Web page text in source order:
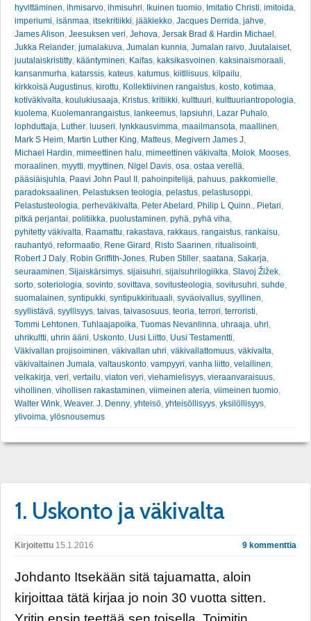
hyvittäminen, ihmisarvo, ihmisuhri, Ikuinen tuomio, Imitatio Christi, imitoida,
imperiumi, isänmaa, itsekritiikki, jääkiekko, Jacques Derrida, jahve,
James Alison, Jeesuksen veri, Jehova, Jersak Brad & Hardin Michael ,
Jukka Relander, jumalakuva, Jumalan kunnia, Jumalan raivo, Juutalaiset,
juutalaiskristitty, kääntyminen, Kaifas, kaksikasvoinen, kaksinaismoraali,
kansanmurha, katarssis, kateus, katumus, kiitllisuus, kilpailu,
kirkkoisä Augustinus, kirottu, Kollektiivinen rangaistus, kosto, kotimaa,
kotiväkivalta, koulukiusaaja, Kristus, kritiikki, kulttuuri, kulttuuriantropologia,
kuolema, Kuolemanrangaistus, lankeemus, lapsiuhri, Lazar Puhalo,
lophduttaja, Luther, luuseri, lynkkausvimma, maailmansota, maallinen,
Mark S Heim, Martin Luther King, Matteus, Megivern James J,
Michael Hardin, mimeettinen halu, mimeettinen väkivalta, Molok, Mooses,
moraalinen, myytti, myyttinen, Nigel Davis, osa, ostaa verellä,
pääsiäisjuhla, Paavi John Paul II , pahoinpitelijä, pahuus, pakkomielle,
paradoksaalinen, Pelastuksen teologia, pelastus, pelastusoppi,
Pelastusteologia, perheväkivalta, Peter Abelard , Philip L Quinn., Pietari,
pitkä perjantai, politiikka, puolustaminen, pyhä, pyhä viha,
pyhitetty väkivalta, Raamattu, rakastava, rakkaus, rangaistus, rankaisu,
rauhantyö, reformaatio, Rene Girard , Risto Saarinen, ritualisointi,
Robert J Daly, Robin Griffith-Jones, Ruben Stiller, saatana, Sakarja,
seuraaminen, Sijaiskärsimys, sijaisuhri, sijaisuhrilogiikka, Slavoj Žižek,
sorto, soteriologia, sovinto, sovittava, sovitusteologia, sovitusuhri, suhde,
suomalainen, syntipukki, syntipukkirituaali, syväoivallus, syyllinen,
syyllistävä, syyllisyys, taivas, taivasosuus, teoria, terrori, terroristi,
Tommi Lehtonen, Tuhlaajapoika, Tuomas Nevanlinna, uhraaja, uhri,
uhrikultti, uhrin ääni, Uskonto, Uusi Liitto, Uusi Testamentti,
Väkivallan projisoiminen, väkivallan uhri, väkivallattomuus, väkivalta,
väkivaltainen Jumala, valtauskonto, vampyyri, vanha liitto, velallinen,
velkakirja, veri, vertailu, viaton veri, viehamielisyys, vieraanvaraisuus,
vihollinen, vihollisen rakastaminen, viimeinen ateria, viimeinen tuomio,
Walter Wink, Weaver. J. Denny, yhteisö, yhteisöllisyys, yksilöllisyys,
ylivoima, ylösnousemus
1. Uskonto ja väkivalta
Kirjoitettu 15.1.2016 9 kommenttia
Johdanto Itsekään sitä tajuamatta, aloin
kirjoittaa tätä kirjaa jo noin 30 vuotta sitten.